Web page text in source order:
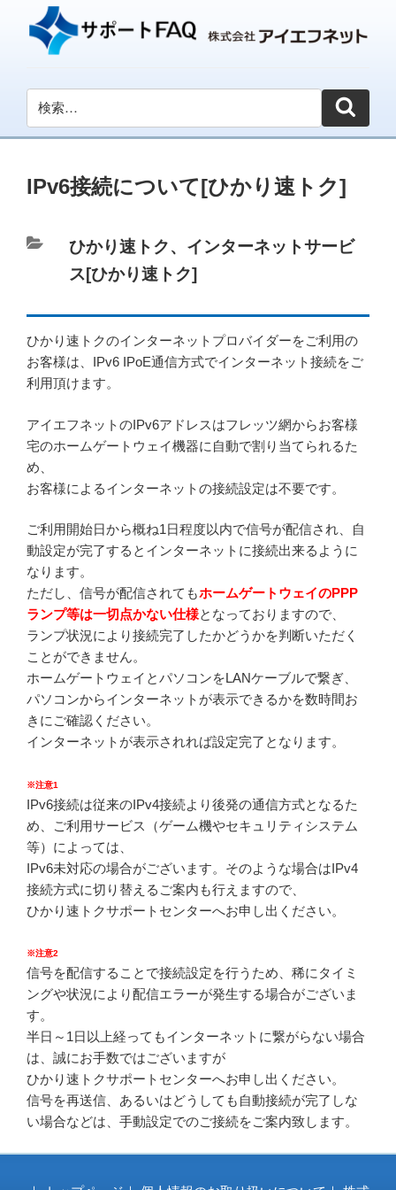
IPv6接続について[ひかり速トク]
カ
テ
ー
ひかり速トク、 インターネットサービ
ス[ひかり速トク]
ひかり速トクのインターネットプロバイダーをご利用の
お客様は、IPv6 IPoE通信方式でインターネット接続をご
利用頂けます。
アイエフネットのIPv6アドレスはフレッツ網からお客様
宅のホームゲートウェイ機器に自動で割り当てられるた
め、
お客様によるインターネットの接続設定は不要です。
ご利用開始日から概ね1日程度以内で信号が配信され、自
動設定が完了するとインターネットに接続出来るように
なります。
ただし、信号が配信されてもホームゲートウェイのPPP
ランプ等は一切点かない仕様となっておりますので、
ランプ状況により接続完了したかどうかを判断いただく
ことができません。
ホームゲートウェイとパソコンをLANケーブルで繋ぎ、
パソコンからインターネットが表示できるかを数時間お
きにご確認ください。
インターネットが表示されれば設定完了となります。
※注意1
IPv6接続は従来のIPv4接続より後発の通信方式となるた
め、ご利用サービス（ゲーム機やセキュリティシステム
等）によっては、
IPv6未対応の場合がございます。そのような場合はIPv4
接続方式に切り替えるご案内も行えますので、
ひかり速トクサポートセンターへお申し出ください。
※注意2
信号を配信することで接続設定を行うため、稀にタイミ
ングや状況により配信エラーが発生する場合がございま
す。
半日～1日以上経ってもインターネットに繋がらない場合
は、誠にお手数ではございますが
ひかり速トクサポートセンターへお申し出ください。
信号を再送信、あるいはどうしても自動接続が完了しな
い場合などは、手動設定でのご接続をご案内致します。